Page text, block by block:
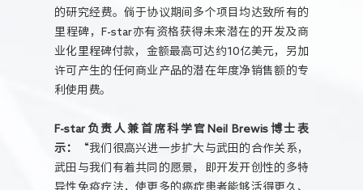
的研究经费。倘于协议期间多个项目均达致所有的
里程碑，F-star亦有资格获得未来潜在的开发及商
业化里程碑付款，金额最高可达约10亿美元，另加
许可产生的任何商业产品的潜在年度净销售额的专
利使用费。
F-star负责人兼首席科学官Neil Brewis博士表
示：
“我们很高兴进一步扩大与武田的合作关系，
武田与我们有着共同的愿景，即开发开创性的多特
异性免疫疗法，使更多的癌症患者能够活得更久、